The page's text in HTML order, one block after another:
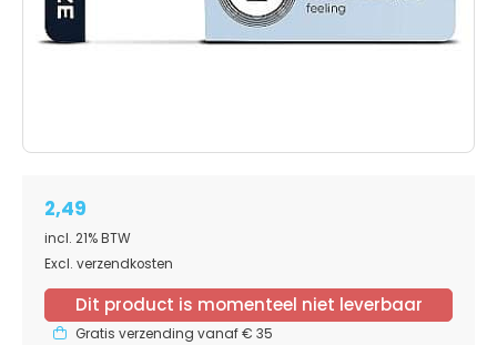
2,49
incl. 21% BTW
Excl. verzendkosten
Dit product is momenteel niet leverbaar
Gratis verzending vanaf € 35